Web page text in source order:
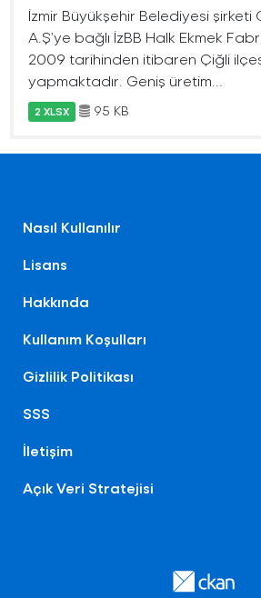
İzmir Büyükşehir Belediyesi şirketi
A.Ş’ye bağlı İzBB Halk Ekmek
2009 tarihinden itibaren Çiğli
yapmaktadır. Geniş üretim...
2 XLSX 95 KB
Nasıl Kullanılır
Lisans
Hakkında
Kullanım Koşulları
Gizlilik Politikası
SSS
İletişim
Açık Veri Stratejisi